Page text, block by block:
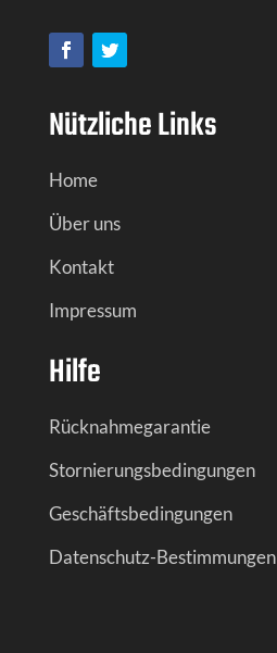
Nützliche Links
Home
Über uns
Kontakt
Impressum
Hilfe
Rücknahmegarantie
Stornierungsbedingungen
Geschäftsbedingungen
Datenschutz-Bestimmungen